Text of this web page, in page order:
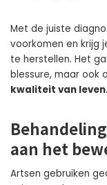
Met de juiste
voorkomen en krijg
te herstellen. Het
blessure, maar ook
kwaliteit van leven.
aan het
Artsen gebruiken